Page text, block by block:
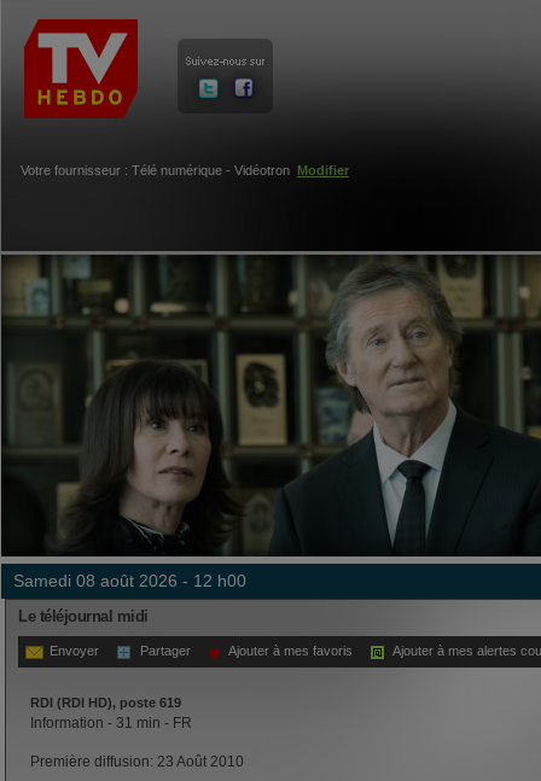
Votre fournisseur : Télé numérique - Vidéotron Modifier
samedi 08 août 2026 - 12 h00
Le téléjournal midi
Envoyer Partager Ajouter à mes favoris Ajouter à mes alertes
RDI (RDI HD), poste 619
Information - 31 min - FR
Première diffusion: 23 Août 2010